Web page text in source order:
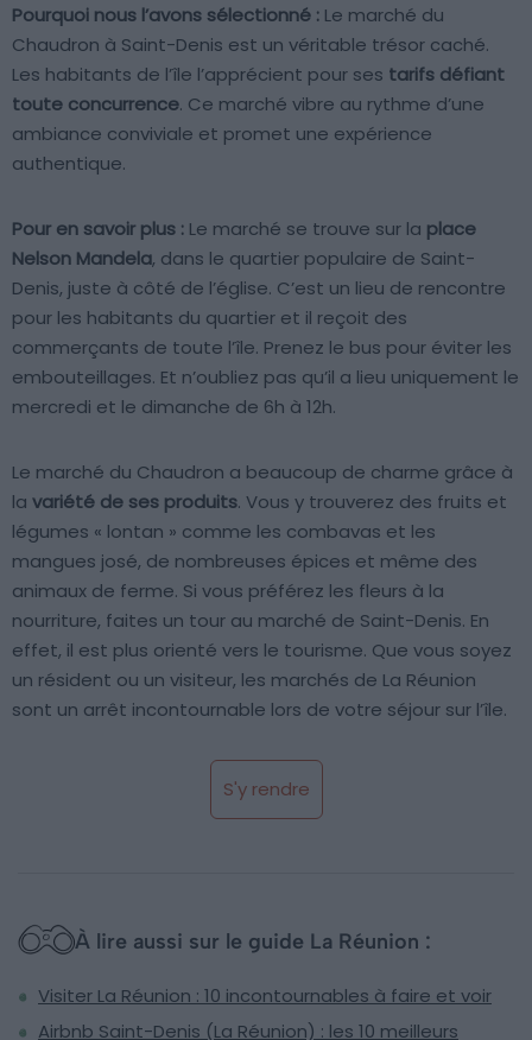
Pourquoi nous l’avons sélectionné : Le marché du
Chaudron à Saint-Denis est un véritable trésor caché.
Les habitants de l’île l’apprécient pour ses tarifs défiant
toute concurrence. Ce marché vibre au rythme d’une
ambiance conviviale et promet une expérience
authentique.
Pour en savoir plus : Le marché se trouve sur la place
Nelson Mandela, dans le quartier populaire de Saint-
Denis, juste à côté de l’église. C’est un lieu de rencontre
pour les habitants du quartier et il reçoit des
commerçants de toute l’île. Prenez le bus pour éviter les
embouteillages. Et n’oubliez pas qu’il a lieu uniquement le
mercredi et le dimanche de 6h à 12h.
Le marché du Chaudron a beaucoup de charme grâce à
la variété de ses produits. Vous y trouverez des fruits et
légumes « lontan » comme les combavas et les
mangues josé, de nombreuses épices et même des
animaux de ferme. Si vous préférez les fleurs à la
nourriture, faites un tour au marché de Saint-Denis. En
effet, il est plus orienté vers le tourisme. Que vous soyez
un résident ou un visiteur, les marchés de La Réunion
sont un arrêt incontournable lors de votre séjour sur l’île.
S'y rendre
À lire aussi sur le guide La Réunion :
Visiter La Réunion : 10 incontournables à faire et voir
Airbnb Saint-Denis (La Réunion) : les 10 meilleurs